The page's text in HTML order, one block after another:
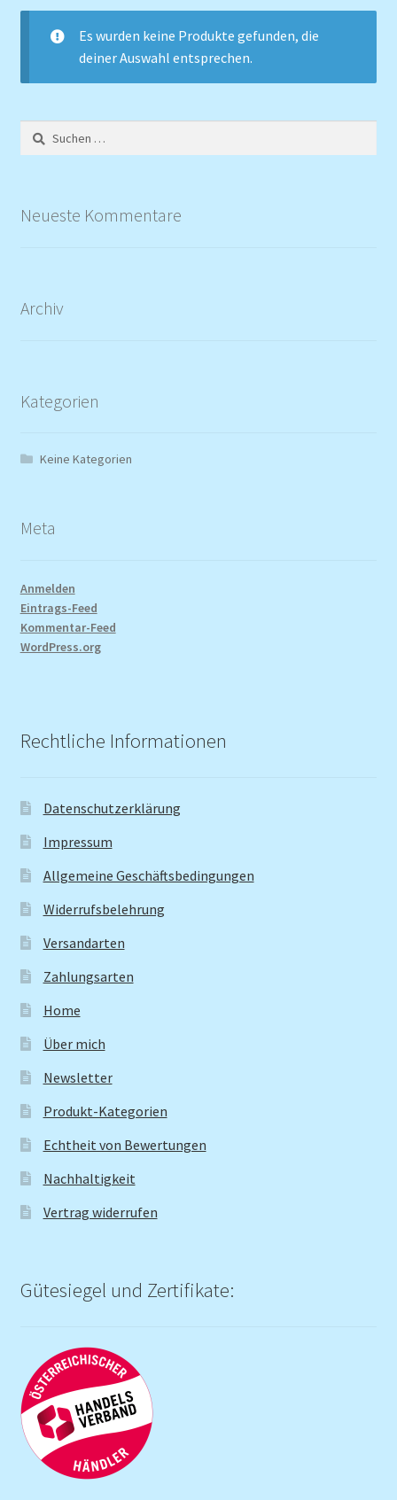
Es wurden keine Produkte gefunden, die
deiner Auswahl entsprechen.
Suchen
nach:
Neueste Kommentare
Archiv
Kategorien
Keine Kategorien
Meta
Anmelden
Eintrags-Feed
Kommentar-Feed
WordPress.org
Rechtliche Informationen
Datenschutzerklärung
Impressum
Allgemeine Geschäftsbedingungen
Widerrufsbelehrung
Versandarten
Zahlungsarten
Home
Über mich
Newsletter
Produkt-Kategorien
Echtheit von Bewertungen
Nachhaltigkeit
Vertrag widerrufen
Gütesiegel und Zertifikate: